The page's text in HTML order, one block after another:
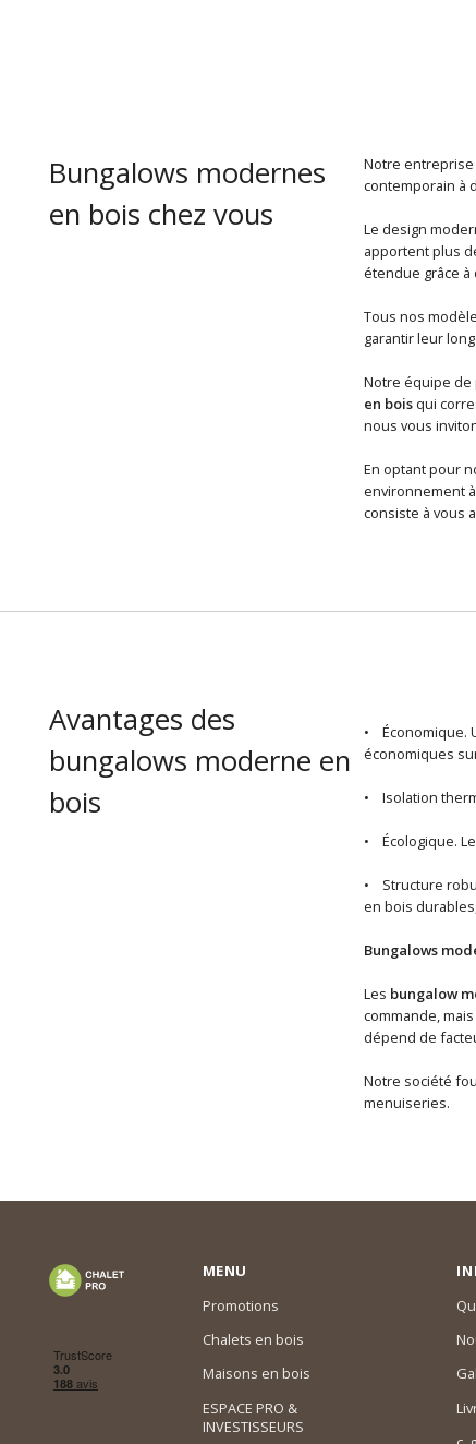
Bungalows modernes
en bois chez vous
Notre entreprise
contemporain à
Le design
apportent plus
étendue grâce
Tous nos
garantir leur
Notre équipe de
en boisqui
nous vous
En optant pour
environnement
consiste à vous
Avantages des
bungalows moderne en
bois
• Économique.
économiques
• Isolation
• Écologique.
• Structure
en bois
Bungalows
Les bungalow
commande,
dépend de
Notre société
menuiseries.
MENU
Promotions
Chalets en bois
Maisons en bois
ESPACE PRO &
INVESTISSEURS